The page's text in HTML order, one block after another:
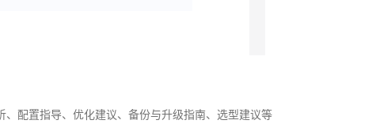
配置指导、优化建议、备份与升级指南、选型建议等